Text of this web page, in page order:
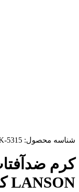
شناسه محصول: 5315
کرم
LANSON کد ۶۳۰